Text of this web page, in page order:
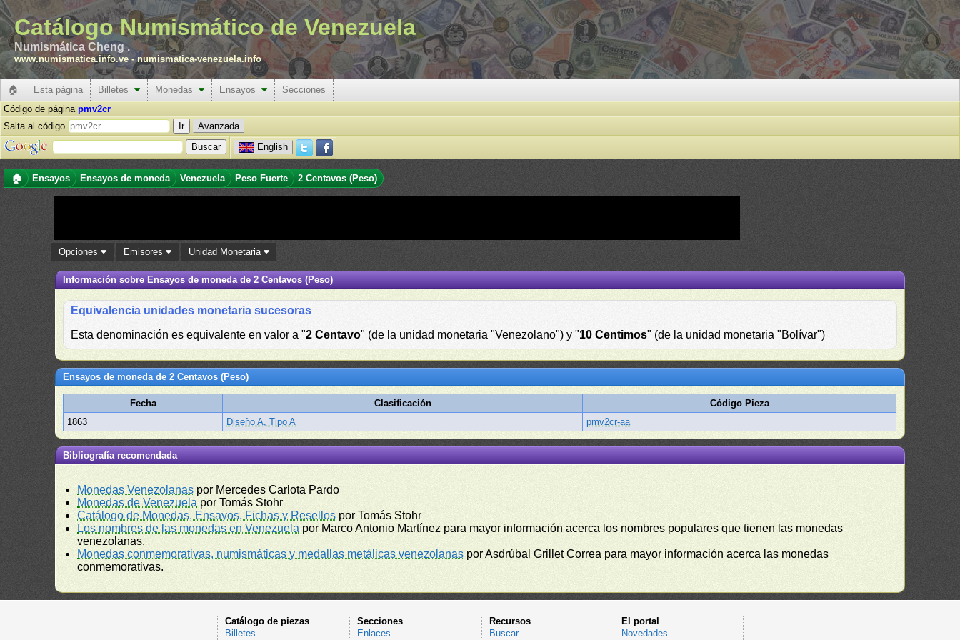
Catálogo Numismático de Venezuela
Numismática Cheng .
www.numismatica.info.ve -numismatica-venezuela.info
🏠 Esta página Billetes Monedas Ensayos
Secciones
Código de página pmv2cr
Salta al código
Avanzada
English
🏠 Ensayos Ensayos de moneda Venezuela Peso Fuerte 2 Centavos (Peso)
Opciones Emisores Unidad Monetaria
Información sobre Ensayos de moneda de 2 Centavos (Peso)
Equivalencia unidades monetaria sucesoras
Esta denominación es equivalente en valor a "2 Centavo" (de la unidad monetaria "Venezolano") y "10 Centimos" (de la unidad monetaria "Bolívar")
Ensayos de moneda de 2 Centavos (Peso)
Fecha Clasificación
Código Pieza
1863
Diseño A, Tipo A pmv2cr-aa
Bibliografía recomendada
Monedas Venezolanas por Mercedes Carlota Pardo
Monedas de Venezuela por Tomás Stohr
Catálogo de Monedas, Ensayos, Fichas y Resellos por Tomás Stohr
Los nombres de las monedas en Venezuela por Marco Antonio Martínez para mayor información acerca los nombres populares que tienen las monedas
venezolanas.
Monedas conmemorativas, numismáticas y medallas metálicas venezolanas por Asdrúbal Grillet Correa para mayor información acerca las monedas
conmemorativas.
Catálogo de piezas
Billetes
Secciones
Enlaces
Recursos
Buscar
El portal
Novedades